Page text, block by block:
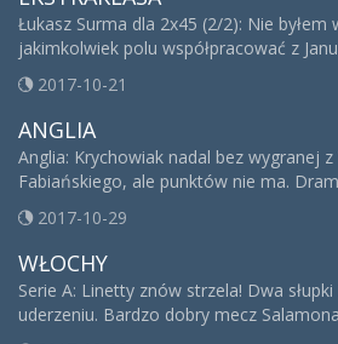
Łukasz Surma dla 2x45 (2/2): Nie byłem
jakimkolwiek polu współpracować z
2017-10-21
ANGLIA
Anglia: Krychowiak nadal bez wygranej z
Fabiańskiego, ale punktów nie ma.
2017-10-29
WŁOCHY
Serie A: Linetty znów strzela! Dwa
uderzeniu. Bardzo dobry mecz